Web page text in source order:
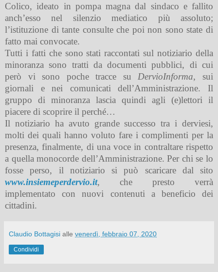
Colico, ideato in pompa magna dal sindaco e fallito
anch’esso nel silenzio mediatico più assoluto;
l’istituzione di tante consulte che poi non sono state di
fatto mai convocate.
Tutti i fatti che sono stati raccontati sul notiziario della
minoranza sono tratti da documenti pubblici, di cui
però vi sono poche tracce su DervioInforma, sui
giornali e nei comunicati dell’Amministrazione. Il
gruppo di minoranza lascia quindi agli (e)lettori il
piacere di scoprire il perché…
Il notiziario ha avuto grande successo tra i derviesi,
molti dei quali hanno voluto fare i complimenti per la
presenza, finalmente, di una voce in contraltare rispetto
a quella monocorde dell’Amministrazione. Per chi se lo
fosse perso, il notiziario si può scaricare dal sito
www.insiemeperdervio.it, che presto verrà
implementato con nuovi contenuti a beneficio dei
cittadini.
Claudio Bottagisi alle venerdì, febbraio 07, 2020
Condividi